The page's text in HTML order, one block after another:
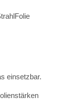
einsetzbar.